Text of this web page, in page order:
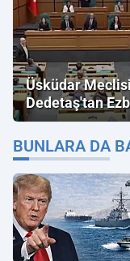
Üsküdar
Dedetaş'tan
"İmamoğlu"
BUNLARA DA